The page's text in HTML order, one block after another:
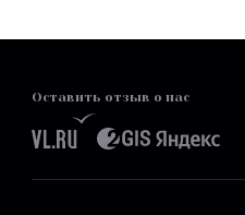
Оставить отзыв о нас